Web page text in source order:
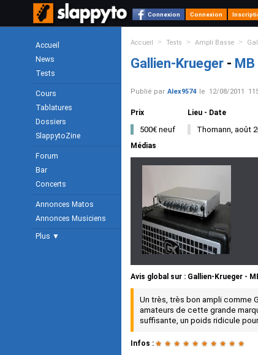
Connexion Connexion
Accueil
News
Tests
Cours
Tablatures
Dossiers
SlappytoZine
Forum
Bar
Concerts
Annonces Matos
Annonces Musiciens
Plus ▼
Accueil > Tests > Ampli Basse >
Gallien-Krueger -
Publié par Alex9574 le 12/08/2011
Prix
500€ neuf
Lieu - Date
Thomann, août
Médias
Avis global sur : Gallien-Krueger -
Un très, très bon ampli comme
amateurs de cette grande
suffisante, un poids ridicule
Infos : ★ ★ ★ ★ ★ ★ ★ ★ ★ ★